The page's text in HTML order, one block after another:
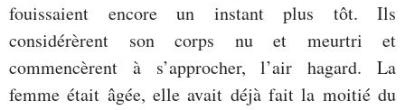
fouissaient encore un instant plus tôt. Ils
considérèrent son corps nu et meurtri et
commencèrent à s’approcher, l’air hagard. La
femme était âgée, elle avait déjà fait la moitié du